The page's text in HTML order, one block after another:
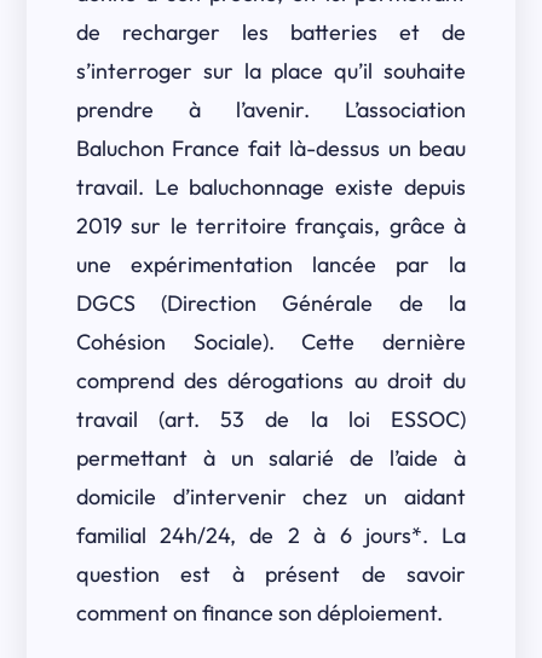
de recharger les batteries et de
s’interroger sur la place qu’il souhaite
prendre à l’avenir. L’association
Baluchon France fait là-dessus un beau
travail. Le baluchonnage existe depuis
2019 sur le territoire français, grâce à
une expérimentation lancée par la
DGCS (Direction Générale de la
Cohésion Sociale). Cette dernière
comprend des dérogations au droit du
travail (art. 53 de la loi ESSOC)
permettant à un salarié de l’aide à
domicile d’intervenir chez un aidant
familial 24h/24, de 2 à 6 jours*. La
question est à présent de savoir
comment on finance son déploiement.